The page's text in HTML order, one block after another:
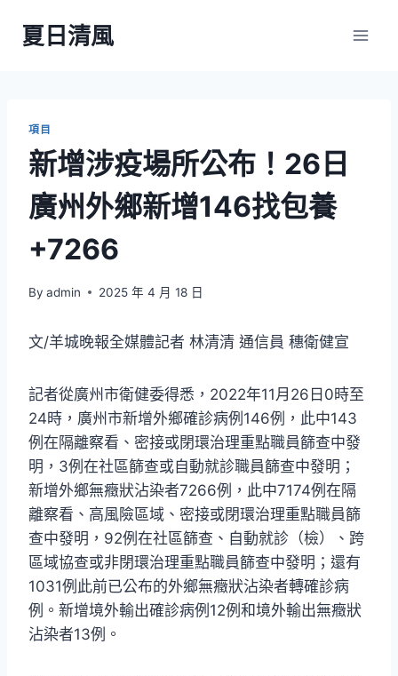
夏日清風
項目
新增涉疫場所公布！26日
廣州外鄉新增146找包養
+7266
By admin 2025 年 4 月 18 日
文/羊城晚報全媒體記者 林清清 通信員 穗衛健宣
記者從廣州市衛健委得悉，2022年11月26日0時至
24時，廣州市新增外鄉確診病例146例，此中143
例在隔離察看、密接或閉環治理重點職員篩查中發
明，3例在社區篩查或自動就診職員篩查中發明；
新增外鄉無癥狀沾染者7266例，此中7174例在隔
離察看、高風險區域、密接或閉環治理重點職員篩
查中發明，92例在社區篩查、自動就診（檢）、跨
區域協查或非閉環治理重點職員篩查中發明；還有
1031例此前已公布的外鄉無癥狀沾染者轉確診病
例。新增境外輸出確診病例12例和境外輸出無癥狀
沾染者13例。